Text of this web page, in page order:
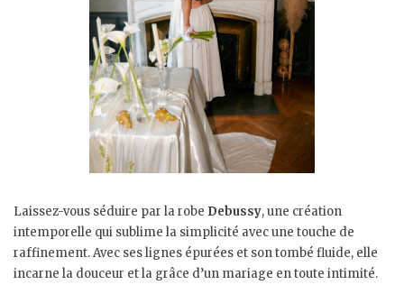
Laissez-vous séduire par la robe Debussy, une création
intemporelle qui sublime la simplicité avec une touche de
raffinement. Avec ses lignes épurées et son tombé fluide, elle
incarne la douceur et la grâce d’un mariage en toute intimité.